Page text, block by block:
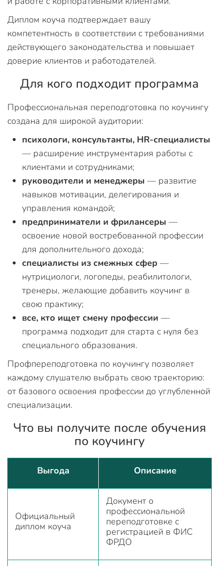
Диплом коуча подтверждает вашу
компетентность в соответствии с требованиями
действующего законодательства и повышает
доверие клиентов и работодателей.
Для кого подходит программа
Профессиональная переподготовка по коучингу
создана для широкой аудитории:
психологи, консультанты, HR-специалисты
— расширение инструментария работы с
клиентами и сотрудниками;
руководители и менеджеры — развитие
навыков мотивации, делегирования и
управления командой;
предприниматели и фрилансеры —
освоение новой востребованной профессии
для дополнительного дохода;
специалисты из смежных сфер —
нутрициологи, логопеды, реабилитологи,
тренеры, желающие добавить коучинг в
свою практику;
все, кто ищет смену профессии —
программа подходит для старта с нуля без
специального образования.
Профпереподготовка по коучингу позволяет
каждому слушателю выбрать свою траекторию:
от базового освоения профессии до углубленной
специализации.
Что вы получите после обучения
по коучингу
Выгода Описание
Официальный
диплом коуча
Документ о
профессиональной
переподготовке с
регистрацией в ФИС
ФРДО